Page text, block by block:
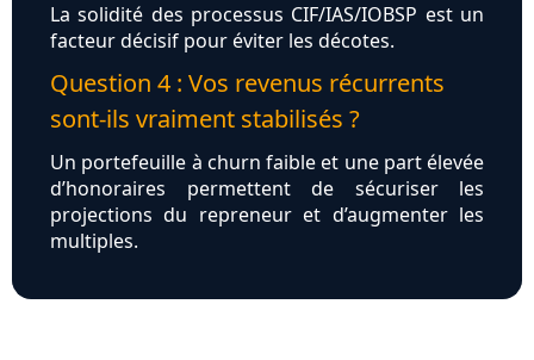
La solidité des processus CIF/IAS/IOBSP est un
facteur décisif pour éviter les décotes.
Question 4 : Vos revenus récurrents
sont-ils vraiment stabilisés ?
Un portefeuille à churn faible et une part élevée
d’honoraires permettent de sécuriser les
projections du repreneur et d’augmenter les
multiples.